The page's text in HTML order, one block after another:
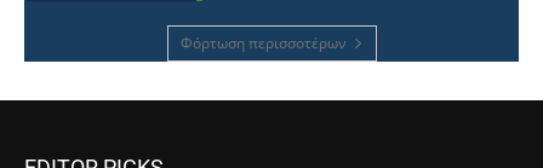
Φόρτωση περισσοτέρων